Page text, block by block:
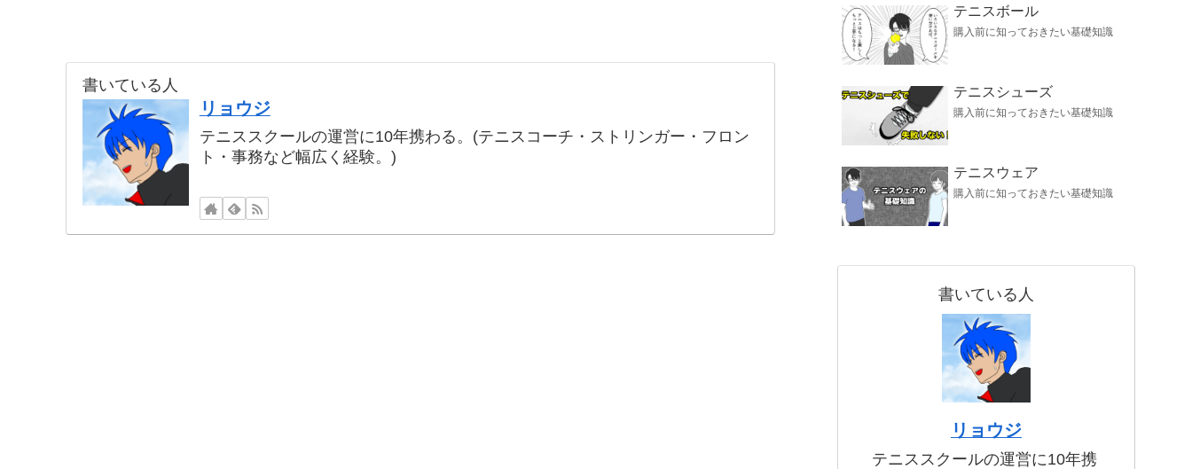
書いている人
リョウジ
テニススクールの運営に10年携わる。(テニスコーチ・ストリンガー・フロン
ト・事務など幅広く経験。)
テニスボール
購入前に知っておきたい基礎知識
テニスシューズ
購入前に知っておきたい基礎知識
テニスウェア
購入前に知っておきたい基礎知識
書いている人
リョウジ
テニススクールの運営に10年携